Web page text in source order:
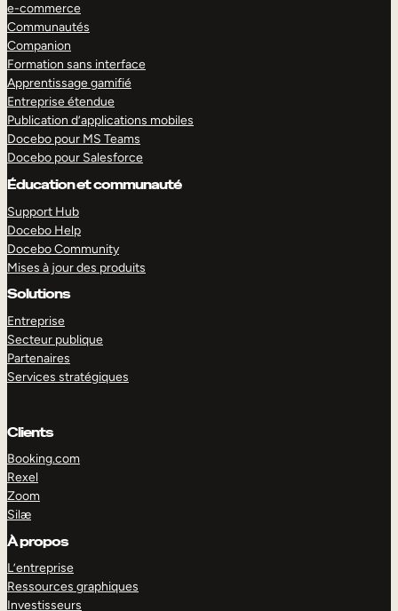
e-commerce
Communautés
Companion
Formation sans interface
Apprentissage gamifié
Entreprise étendue
Publication d’applications mobiles
Docebo pour MS Teams
Docebo pour Salesforce
Éducation et communauté
Support Hub
Docebo Help
Docebo Community
Mises à jour des produits
Solutions
Entreprise
Secteur publique
Partenaires
Services stratégiques
Clients
Booking.com
Rexel
Zoom
Silæ
À propos
L’entreprise
Ressources graphiques
Investisseurs